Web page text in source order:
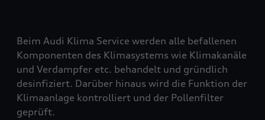
Beim Audi Klima Service werden alle befallenen
Komponenten des Klimasystems wie Klimakanäle
und Verdampfer etc. behandelt und gründlich
desinfiziert. Darüber hinaus wird die Funktion der
Klimaanlage kontrolliert und der Pollenfilter
geprüft.